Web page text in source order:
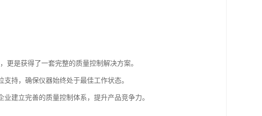
更是获得了一套完整的质量控制解决方案。
持，确保仪器始终处于最佳工作状态。
建立完善的质量控制体系，提升产品竞争力。